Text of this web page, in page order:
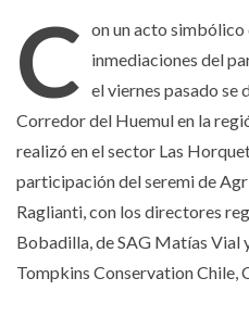
C on un acto simbólico
inmediaciones del
el viernes pasado
Corredor del Huemul en la
realizó en el sector Las
participación del seremi de
Raglianti, con los directores
Bobadilla, de SAG Matías Vial
Tompkins Conservation Chile,